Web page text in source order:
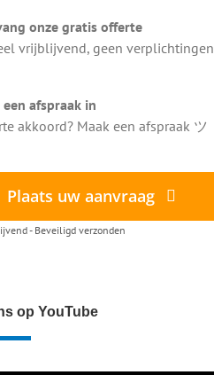
onze gratis offerte
vrijblijvend, geen verplichtingen
een afspraak in
akkoord? Maak een afspraak ツ
Plaats uw aanvraag
- Beveiligd verzonden
op YouTube